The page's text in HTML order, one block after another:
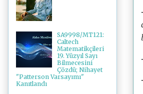
SA9998/MT121:
Caltech
Matematikçileri
19. Yüzyıl Sayı
Bilmecesini
Çözdü; Nihayet
"Patterson Varsayımı"
Kanıtlandı